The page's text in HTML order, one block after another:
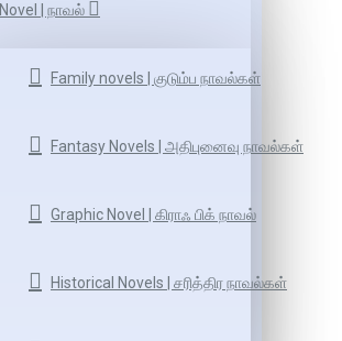
Novel | நாவல்
Family novels | குடும்ப நாவல்கள்
Fantasy Novels | அதிபுனைவு நாவல்கள்
Graphic Novel | கிராஃ பிக் நாவல்
Historical Novels | சரித்திர நாவல்கள்